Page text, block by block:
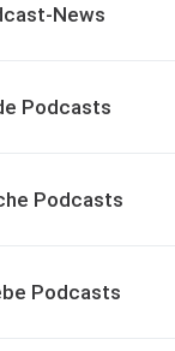
News
Podcasts
Podcasts
Podcasts